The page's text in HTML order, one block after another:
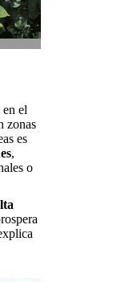
el
zonas
es
,
o